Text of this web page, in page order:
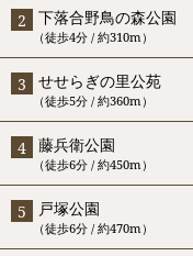
下落合野鳥の森公園
（徒歩4分 / 約310m）
せせらぎの里公苑
（徒歩5分 / 約360m）
藤兵衛公園
（徒歩6分 / 約450m）
戸塚公園
（徒歩6分 / 約470m）